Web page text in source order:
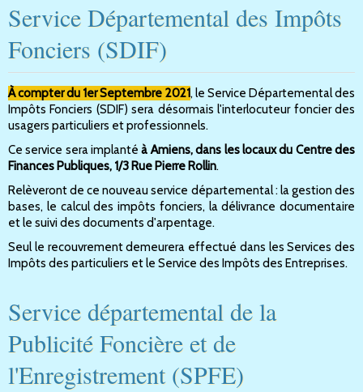
Service Départemental des Impôts
Fonciers (SDIF)
À compter du 1er Septembre 2021, le Service Départemental des
Impôts Fonciers (SDIF) sera désormais l'interlocuteur foncier des
usagers particuliers et professionnels.
Ce service sera implantéà Amiens, dans les locaux du Centre des
Finances Publiques, 1/3 Rue Pierre Rollin.
Relèveront de ce nouveau service départemental : la gestion des
bases, le calcul des impôts fonciers, la délivrance documentaire
et le suivi des documents d'arpentage.
Seul le recouvrement demeurera effectué dans les Services des
Impôts des particuliers et le Service des Impôts des Entreprises.
Service départemental de la
Publicité Foncière et de
l'Enregistrement (SPFE)